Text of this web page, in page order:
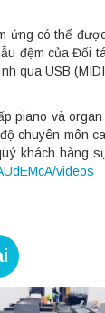
ứng có thể
đệm của Đối
qua USB
piano và
chuyên môn
khách hàng
videos